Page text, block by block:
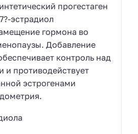
прогестаген
эстрадиол
гормона во
Добавление
контроль над
и противодействует
эстрогенами